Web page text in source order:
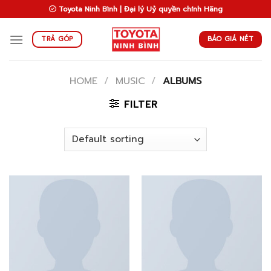
to
content
Toyota Ninh Bình | Đại lý Uỷ quyền chính Hãng
TRẢ GÓP BÁO GIÁ NÉT
HOME / MUSIC / ALBUMS
FILTER